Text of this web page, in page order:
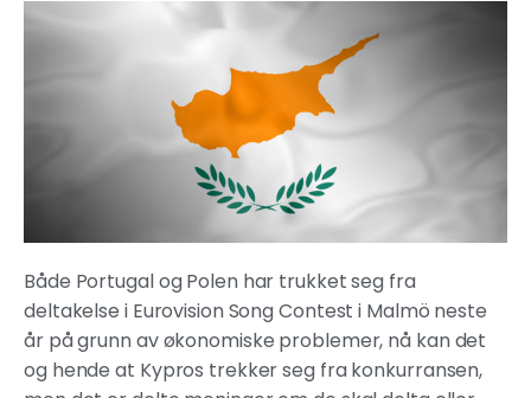
Både Portugal og Polen har trukket seg fra
deltakelse i Eurovision Song Contest i Malmö neste
år på grunn av økonomiske problemer, nå kan det
og hende at Kypros trekker seg fra konkurransen,